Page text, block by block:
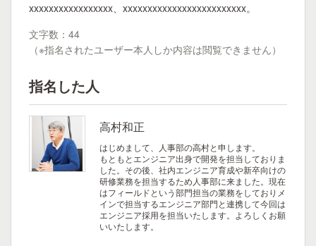
xxxxxxxxxxxxxxxxx、xxxxxxxxxxxxxxxxxxxxxxxxx。
文字数：44
（※指名されたユーザー本人しか内容は閲覧できません）
指名した人
高村和正
はじめまして、人事部の高村と申します。
もともとエンジニア出身で開発を担当しておりま
した。その後、社内エンジニア育成や新卒向けの
研修業務を担当するため人事部に来ました。現在
はフィールドという部門担当の業務をしておりメ
インで担当するエンジニア部門と連携して今回は
エンジニア採用を担当いたします。よろしくお願
いいたします。